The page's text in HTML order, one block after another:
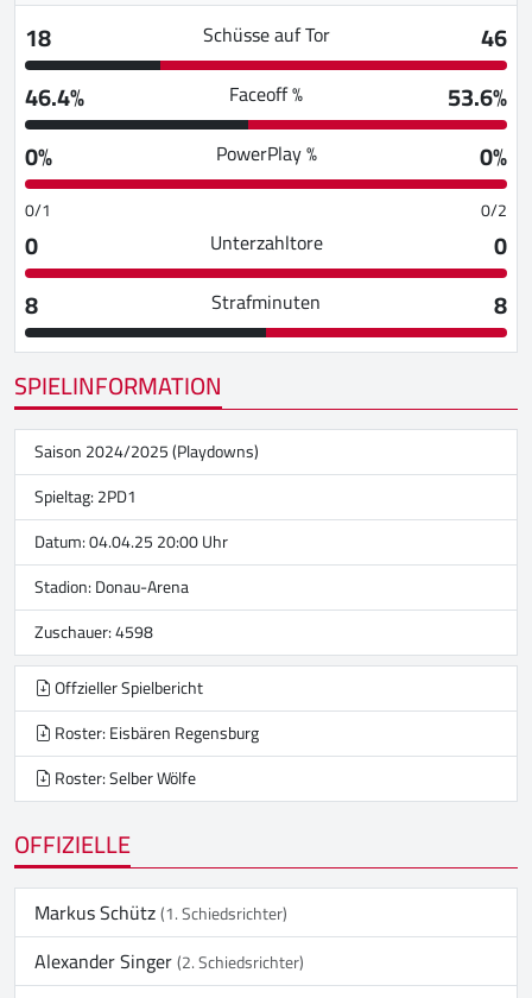
18
Schüsse auf Tor
46
46.4%
Faceoff %
53.6%
0%
PowerPlay % 0%
0/1 0/2
0 Unterzahltore
0
8
Strafminuten
8
SPIELINFORMATION
Saison 2024/2025 (Playdowns)
Spieltag: 2PD1
Datum: 04.04.25 20:00 Uhr
Stadion:Donau-Arena
Zuschauer: 4598
Offzieller Spielbericht
Roster: Eisbären Regensburg
Roster: Selber Wölfe
OFFIZIELLE
Markus Schütz(1. Schiedsrichter)
Alexander Singer(2. Schiedsrichter)